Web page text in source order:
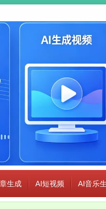
生成 AI短视频 AI音乐